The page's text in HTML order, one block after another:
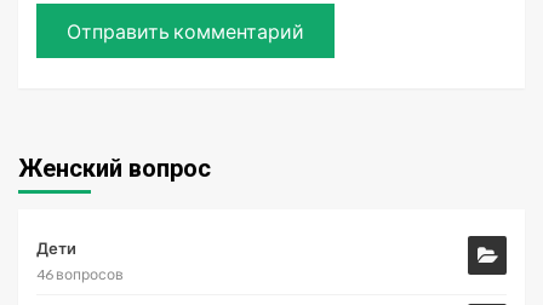
Женский вопрос
Дети
46 вопросов